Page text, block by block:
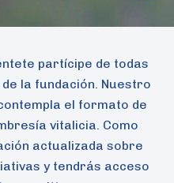
partícipe de todas
la fundación. Nuestro
el formato de
vitalicia. Como
actualizada sobre
y tendrás acceso